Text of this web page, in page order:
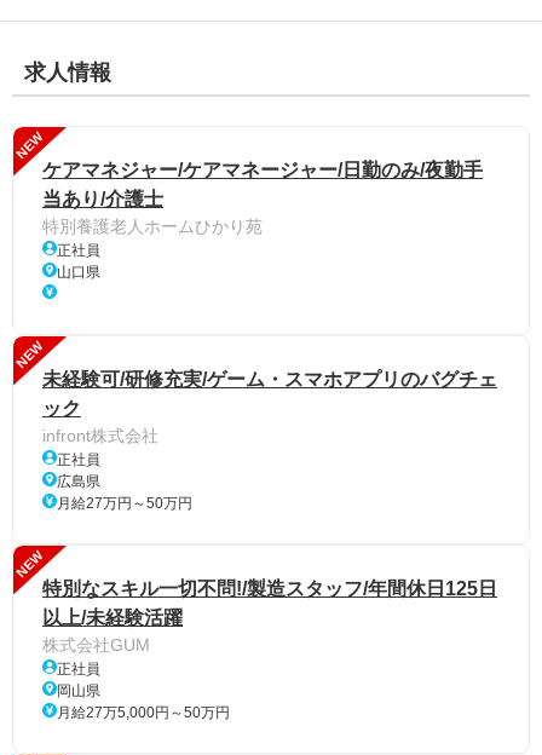
求人情報
NEW
ケアマネジャー/ケアマネージャー/日勤のみ/夜勤手
当あり/介護士
特別養護老人ホームひかり苑
正社員
山口県
NEW
未経験可/研修充実/ゲーム・スマホアプリのバグチェ
ック
infront株式会社
正社員
広島県
月給27万円～50万円
NEW
特別なスキル一切不問!/製造スタッフ/年間休日125日
以上/未経験活躍
株式会社GUM
正社員
岡山県
月給27万5,000円～50万円